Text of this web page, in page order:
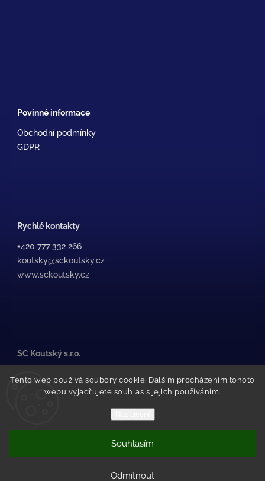
Tento web používá soubory cookie. Dalším procházením tohoto
webu vyjadřujete souhlas s jejich používáním.
Odmítnout
Souhlasím
Povinné informace
Obchodní podmínky
GDPR
Rychlé kontakty
+420 777 332 266
koutsky@sckoutsky.cz
www.sckoutsky.cz
SC Koutský s.r.o.
500 02 Hradec Králové
Pražské Předměstí
Vytvořil Shoptet